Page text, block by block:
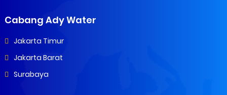
Cabang Ady Water
Jakarta Timur
Jakarta Barat
Surabaya